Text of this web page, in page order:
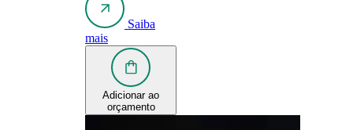
Saiba
mais
Adicionar ao
orçamento